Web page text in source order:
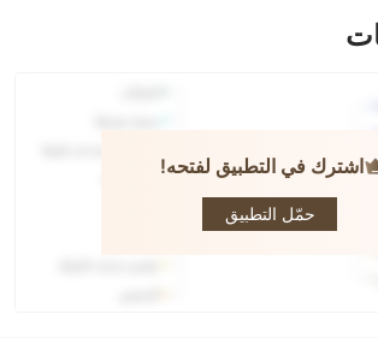
اشترك في التطبيق لفتحه!
حمّل التطبيق